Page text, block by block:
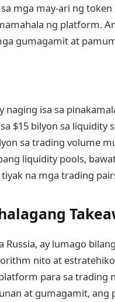
mga may-ari ng
ng platform.
gumagamit at
naging isa sa
$15 bilyon sa liquidity
sa trading volume
liquidity pools,
na mga trading
Russia, ay lumago
nito at
para sa trading
at gumagamit,